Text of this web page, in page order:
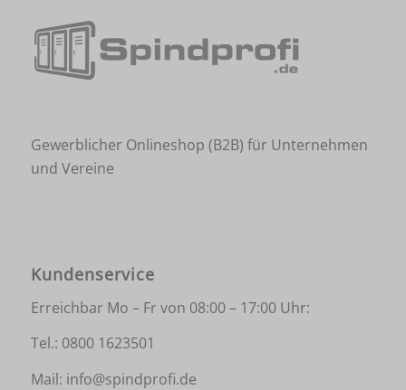
Gewerblicher Onlineshop (B2B) für Unternehmen
und Vereine
Kundenservice
Erreichbar Mo – Fr von 08:00 – 17:00 Uhr:
Tel.: 0800 1623501
Mail: info@spindprofi.de